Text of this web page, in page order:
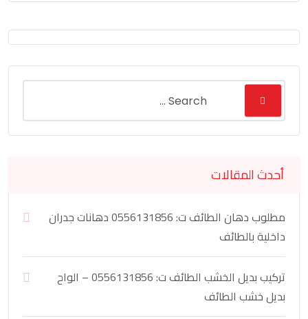
أحدث المقالات
مطلوب دهان الطائف ت: 0556131856 دهانات جدران
داخلية بالطائف
تركيب بديل الخشب الطائف ت: 0556131856 – الواح
بديل خشب الطائف